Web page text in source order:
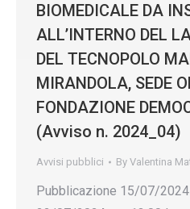
BIOMEDICALE DA
ALL’INTERNO DEL
DEL TECNOPOLO
MIRANDOLA, SEDE
FONDAZIONE
(Avviso n. 2024_04)
Avvisi pubblici By Valentina
Pubblicazione 15/07/